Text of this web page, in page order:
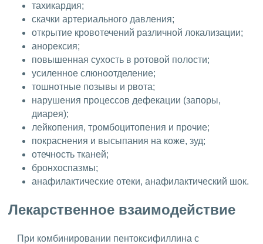
тахикардия;
скачки артериального давления;
открытие кровотечений различной локализации;
анорексия;
повышенная сухость в ротовой полости;
усиленное слюноотделение;
тошнотные позывы и рвота;
нарушения процессов дефекации (запоры,
диарея);
лейкопения, тромбоцитопения и прочие;
покраснения и высыпания на коже, зуд;
отечность тканей;
бронхоспазмы;
анафилактические отеки, анафилактический шок.
Лекарственное взаимодействие
При комбинировании пентоксифиллина с